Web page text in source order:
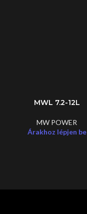
MWL 7.2-12L
MW POWER
Árakhoz lépjen be